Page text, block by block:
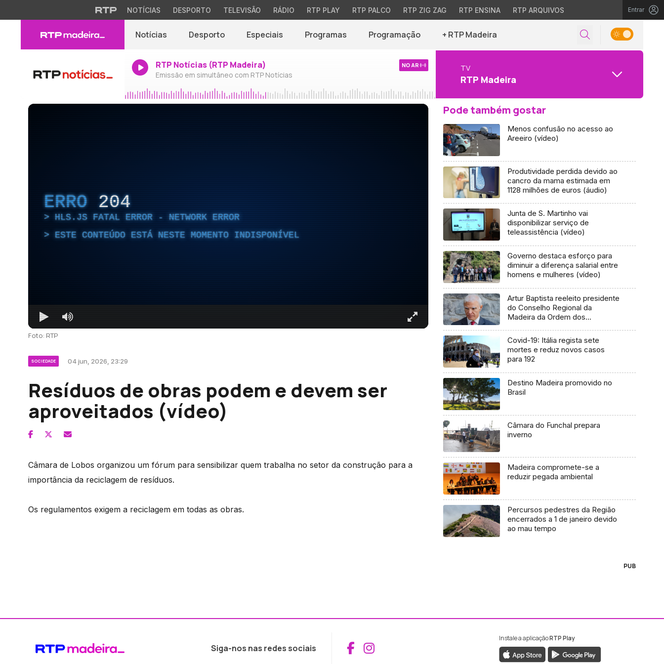
NOTÍCIAS DESPORTO TELEVISÃO RÁDIO RTP PLAY RTP PALCO RTP ZIG ZAG RTP ENSINA RTP ARQUIVOS Entrar
Notícias Desporto Especiais Programas Programação + RTP Madeira
RTP Notícias (RTP Madeira)
Emissão em simultâneo com RTP Notícias
NO AR TV
RTP Madeira
ERRO 204
HLS.JS FATAL ERROR - NETWORK ERROR
ESTE CONTEÚDO ESTÁ NESTE MOMENTO INDISPONÍVEL
Foto: RTP
SOCIEDADE 04 jun, 2026, 23:29
Resíduos de obras podem e devem ser
aproveitados (vídeo)
Câmara de Lobos organizou um fórum para sensibilizar quem trabalha no setor da construção para a
importância da reciclagem de resíduos.
Os regulamentos exigem a reciclagem em todas as obras.
Pode também gostar
Menos confusão no acesso ao
Areeiro (vídeo)
Produtividade perdida devido ao
cancro da mama estimada em
1128 milhões de euros (áudio)
Junta de S. Martinho vai
disponibilizar serviço de
teleassistência (vídeo)
Governo destaca esforço para
diminuir a diferença salarial entre
homens e mulheres (vídeo)
Artur Baptista reeleito presidente
do Conselho Regional da
Madeira da Ordem dos
Covid-19: Itália regista sete
mortes e reduz novos casos
para 192
Destino Madeira promovido no
Brasil
Câmara do Funchal prepara
inverno
Madeira compromete-se a
reduzir pegada ambiental
Percursos pedestres da Região
encerrados a 1 de janeiro devido
ao mau tempo
PUB
Siga-nos nas redes sociais Aceder ao Facebook da RTP Madeira
Aceder ao Instagram da RTP Madeira
Instale a aplicaçãoRTP Play